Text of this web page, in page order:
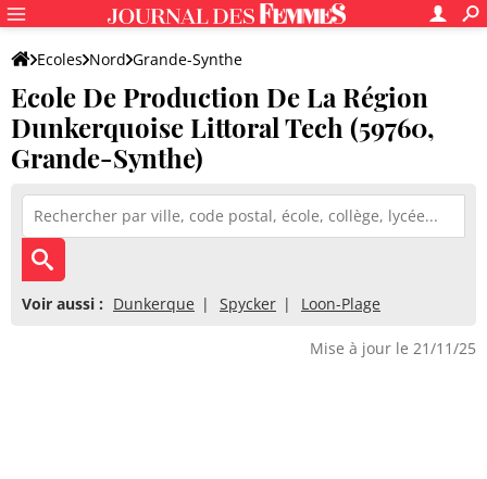
Ecoles Nord Grande-Synthe
Ecole De Production De La Région Dunkerquoise Littoral Tech
Ecole De Production De La Région
Dunkerquoise Littoral Tech (59760,
Grande-Synthe)
Voir aussi : Dunkerque Spycker Loon-Plage
Mise à jour le 21/11/25